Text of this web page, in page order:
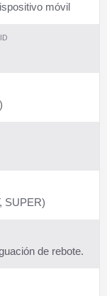
móvil
SUPER)
de rebote.